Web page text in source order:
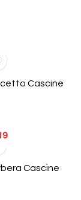
Cascine
Cascine